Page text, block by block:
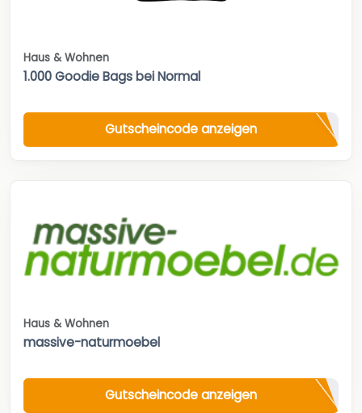
Haus & Wohnen
1.000 Goodie Bags bei Normal
Gutscheincode anzeigen
Haus & Wohnen
massive-naturmoebel
Gutscheincode anzeigen